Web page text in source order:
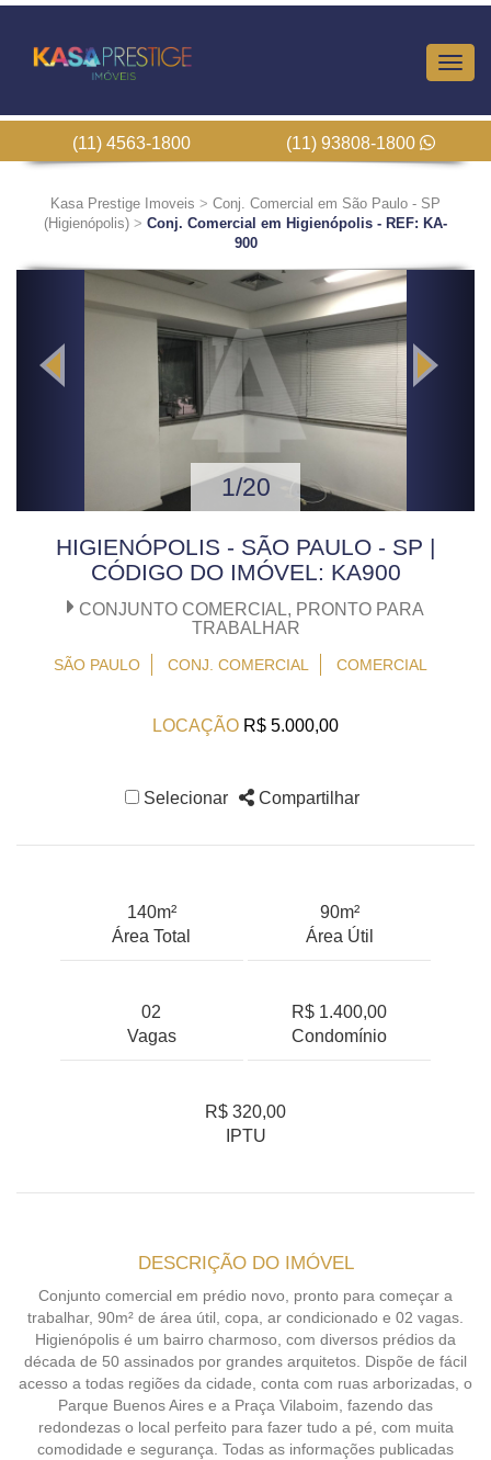
(11) 4563-1800 (11) 93808-1800
Kasa Prestige Imoveis > Conj. Comercial em São Paulo - SP
(Higienópolis) > Conj. Comercial em Higienópolis - REF: KA-
900
1/20
Previous
HIGIENÓPOLIS - SÃO PAULO - SP |
CÓDIGO DO IMÓVEL: KA900
CONJUNTO COMERCIAL, PRONTO PARA
TRABALHAR
SÃO PAULO CONJ. COMERCIAL COMERCIAL
LOCAÇÃO R$ 5.000,00
Selecionar Compartilhar
140m²
Área Total
90m²
Área Útil
02
Vagas
R$ 1.400,00
Condomínio
R$ 320,00
IPTU
DESCRIÇÃO DO IMÓVEL
Conjunto comercial em prédio novo, pronto para começar a
trabalhar, 90m² de área útil, copa, ar condicionado e 02 vagas.
Higienópolis é um bairro charmoso, com diversos prédios da
década de 50 assinados por grandes arquitetos. Dispõe de fácil
acesso a todas regiões da cidade, conta com ruas arborizadas, o
Parque Buenos Aires e a Praça Vilaboim, fazendo das
redondezas o local perfeito para fazer tudo a pé, com muita
comodidade e segurança. Todas as informações publicadas